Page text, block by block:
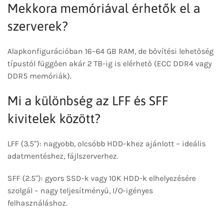
Mekkora memóriával érhetők el a
szerverek?
Alapkonfigurációban 16–64 GB RAM, de bővítési lehetőség
típustól függően akár 2 TB-ig is elérhető (ECC DDR4 vagy
DDR5 memóriák).
Mi a különbség az LFF és SFF
kivitelek között?
LFF (3.5"): nagyobb, olcsóbb HDD-khez ajánlott – ideális
adatmentéshez, fájlszerverhez.
SFF (2.5"): gyors SSD-k vagy 10K HDD-k elhelyezésére
szolgál – nagy teljesítményű, I/O-igényes
felhasználáshoz.